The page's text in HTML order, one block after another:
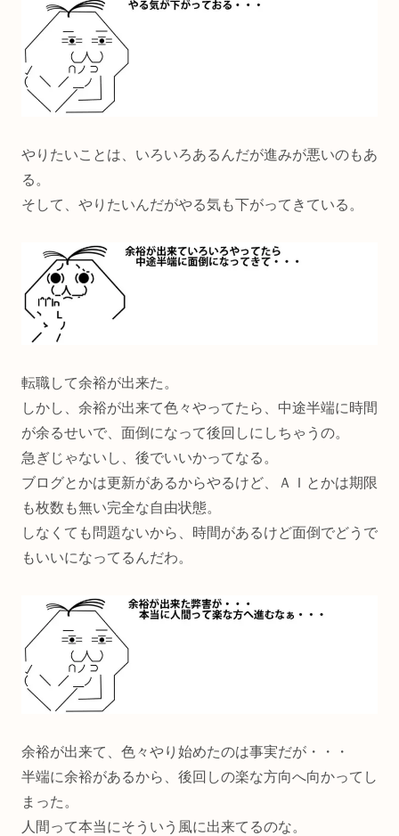
やりたいことは、いろいろあるんだが進みが悪いのもあ
る。
そして、やりたいんだがやる気も下がってきている。
転職して余裕が出来た。
しかし、余裕が出来て色々やってたら、中途半端に時間
が余るせいで、面倒になって後回しにしちゃうの。
急ぎじゃないし、後でいいかってなる。
ブログとかは更新があるからやるけど、ＡＩとかは期限
も枚数も無い完全な自由状態。
しなくても問題ないから、時間があるけど面倒でどうで
もいいになってるんだわ。
余裕が出来て、色々やり始めたのは事実だが・・・
半端に余裕があるから、後回しの楽な方向へ向かってし
まった。
人間って本当にそういう風に出来てるのな。